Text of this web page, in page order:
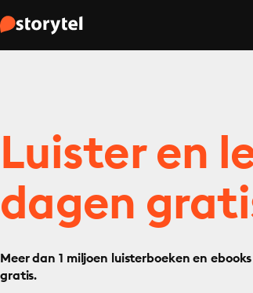
Luister en
dagen
Meer dan 1 miljoen luisterboeken en
gratis.